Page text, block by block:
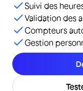
Suivi des
Validation des
Compteurs
Gestion